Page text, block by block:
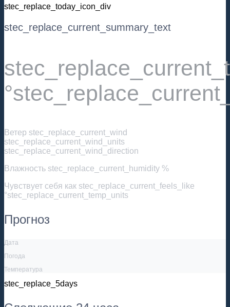
stec_replace_today_icon_div
stec_replace_current_summary_text
Ветер stec_replace_current_wind
stec_replace_current_wind_units
stec_replace_current_wind_direction
Влажность stec_replace_current_humidity %
Чувствует себя как stec_replace_current_feels_like
°stec_replace_current_temp_units
Прогноз
Дата
Погода
Температура
stec_replace_5days